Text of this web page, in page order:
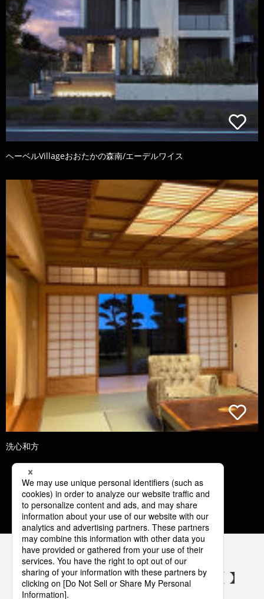
ヘーベルVillageおおたかの森南/エーデルワイス
洗心和方
1 2 3 4 5
パナソニックの電気設備 SNSアカウント